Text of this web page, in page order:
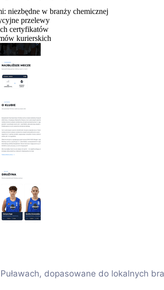
niezbędne w branży chemicznej
przelewy
certyfikatów
kurierskich
dopasowane do lokalnych